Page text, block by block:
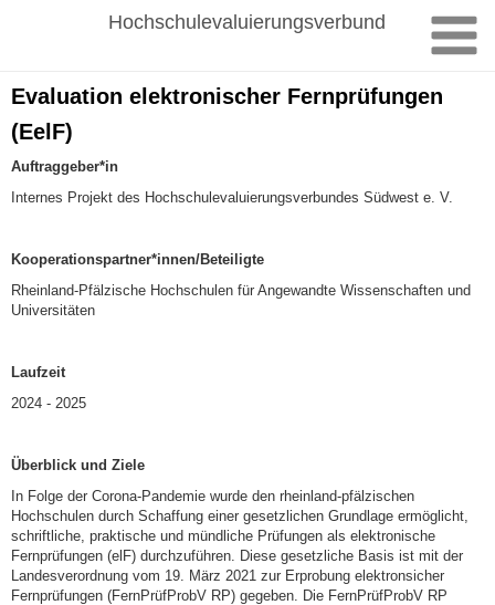
Hochschulevaluierungsverbund
Evaluation elektronischer Fernprüfungen
(EelF)
Auftraggeber*in
Internes Projekt des Hochschulevaluierungsverbundes Südwest e. V.
Kooperationspartner*innen/Beteiligte
Rheinland-Pfälzische Hochschulen für Angewandte Wissenschaften und
Universitäten
Laufzeit
2024 - 2025
Überblick und Ziele
In Folge der Corona-Pandemie wurde den rheinland-pfälzischen
Hochschulen durch Schaffung einer gesetzlichen Grundlage ermöglicht,
schriftliche, praktische und mündliche Prüfungen als elektronische
Fernprüfungen (elF) durchzuführen. Diese gesetzliche Basis ist mit der
Landesverordnung vom 19. März 2021 zur Erprobung elektronsicher
Fernprüfungen (FernPrüfProbV RP) gegeben. Die FernPrüfProbV RP